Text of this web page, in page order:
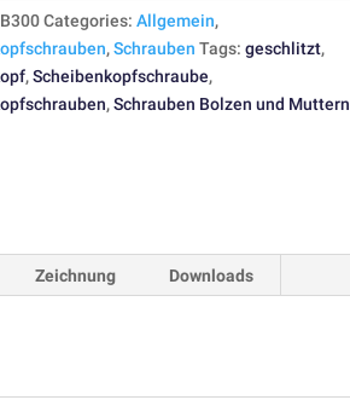
Categories:Allgemein,
,Schrauben Tags:geschlitzt,
,Scheibenkopfschraube,
,Schrauben Bolzen und Muttern
Zeichnung Downloads